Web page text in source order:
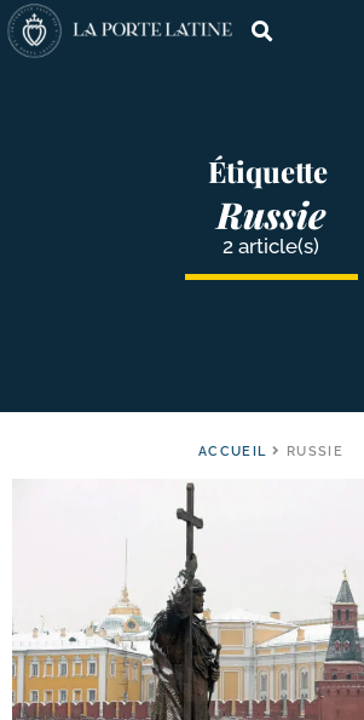
Étiquette
Russie
2 article(s)
ACCUEIL RUSSIE